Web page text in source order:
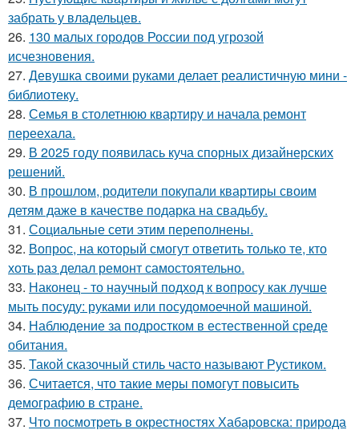
забрать у владельцев.
26. 130 малых городов России под угрозой
исчезновения.
27. Девушка своими руками делает реалистичную мини -
библиотеку.
28. Семья в столетнюю квартиру и начала ремонт
переехала.
29. В 2025 году появилась куча спорных дизайнерских
решений.
30. В прошлом, родители покупали квартиры своим
детям даже в качестве подарка на свадьбу.
31. Социальные сети этим переполнены.
32. Вопрос, на который смогут ответить только те, кто
хоть раз делал ремонт самостоятельно.
33. Наконец - то научный подход к вопросу как лучше
мыть посуду: руками или посудомоечной машиной.
34. Наблюдение за подростком в естественной среде
обитания.
35. Такой сказочный стиль часто называют Рустиком.
36. Считается, что такие меры помогут повысить
демографию в стране.
37. Что посмотреть в окрестностях Хабаровска: природа